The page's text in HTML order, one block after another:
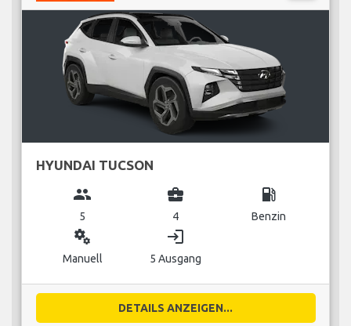
HYUNDAI TUCSON
group
5
business_center
4
local_gas_station
Benzin
miscellaneous_services
Manuell
login
5 Ausgang
DETAILS ANZEIGEN...